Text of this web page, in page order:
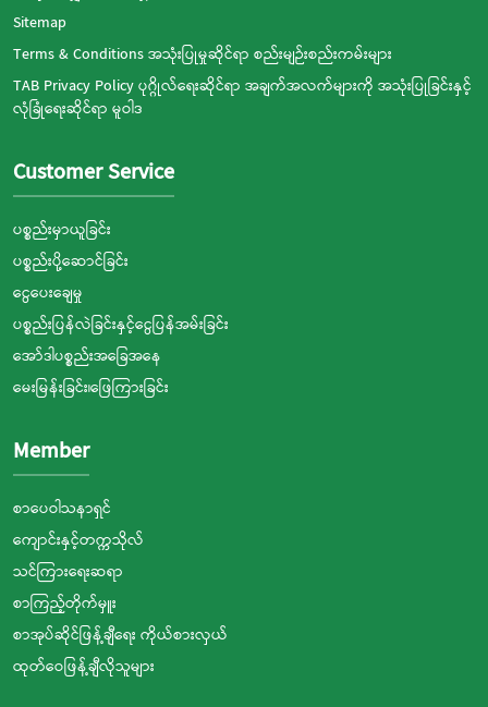
Sitemap
Terms & Conditions အသုံးပြုမှုဆိုင်ရာ စည်းမျဉ်းစည်းကမ်းများ
TAB Privacy Policy ပုဂ္ဂိုလ်ရေးဆိုင်ရာ အချက်အလက်များကို အသုံးပြုခြင်းနှင့်
လုံခြုံရေးဆိုင်ရာ မူဝါဒ
Customer Service
ပစ္စည်းမှာယူခြင်း
ပစ္စည်းပို့ဆောင်ခြင်း
ငွေပေးချေမှု
ပစ္စည်းပြန်လဲခြင်းနှင့်ငွေပြန်အမ်းခြင်း
အော်ဒါပစ္စည်းအခြေအနေ
မေးမြန်းခြင်း၊ဖြေကြားခြင်း
Member
စာပေဝါသနာရှင်
ကျောင်းနှင့်တက္ကသိုလ်
သင်ကြားရေးဆရာ
စာကြည့်တိုက်မှူး
စာအုပ်ဆိုင်ဖြန့်ချီရေး ကိုယ်စားလှယ်
ထုတ်ဝေဖြန့်ချီလိုသူများ